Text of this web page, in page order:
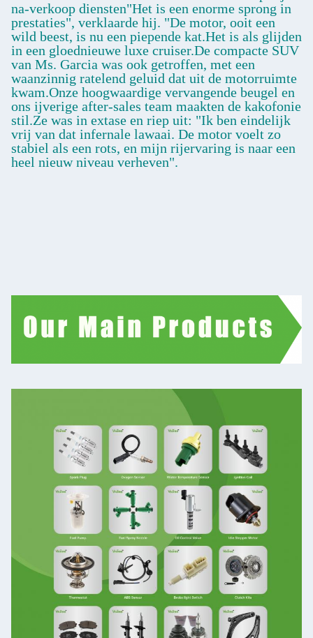
na-verkoop diensten"Het is een enorme sprong in
prestaties", verklaarde hij. "De motor, ooit een
wild beest, is nu een piepende kat.Het is als glijden
in een gloednieuwe luxe cruiser.De compacte SUV
van Ms. Garcia was ook getroffen, met een
waanzinnig ratelend geluid dat uit de motorruimte
kwam.Onze hoogwaardige vervangende beugel en
ons ijverige after-sales team maakten de kakofonie
stil.Ze was in extase en riep uit: "Ik ben eindelijk
vrij van dat infernale lawaai. De motor voelt zo
stabiel als een rots, en mijn rijervaring is naar een
heel nieuw niveau verheven".